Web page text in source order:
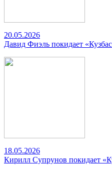
20.05.2026
Давид Фиэль покидает
18.05.2026
Кирилл Супрунов покидает